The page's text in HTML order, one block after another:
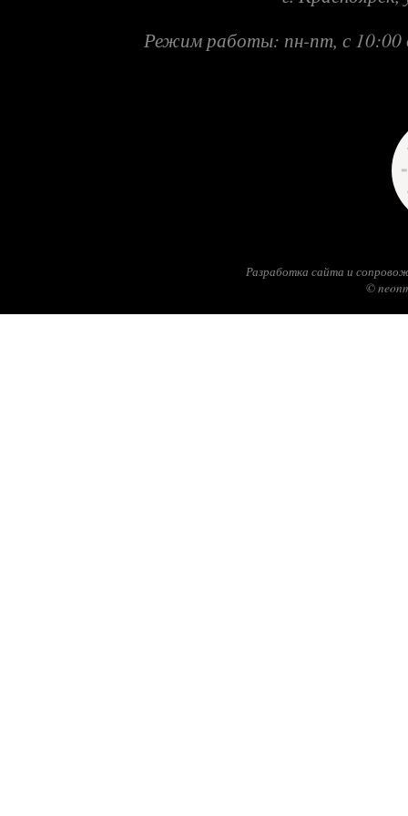
Режим работы: пн-пт, с 10:00
Разработка сайта и
©